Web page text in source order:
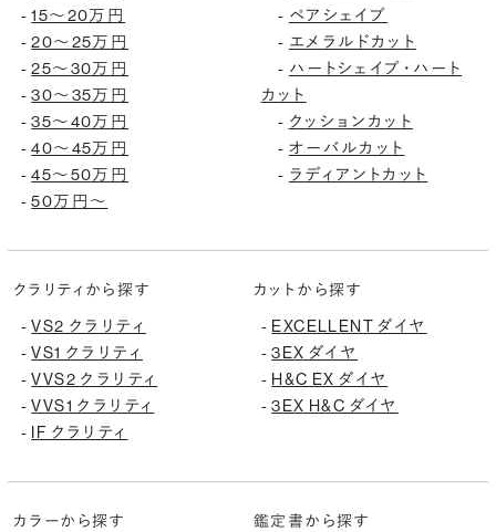
-15〜20万円
-20〜25万円
-25〜30万円
-30〜35万円
-35〜40万円
-40〜45万円
-45〜50万円
-50万円〜
- ペアシェイプ
- エメラルドカット
- ハートシェイプ・ハート
カット
- クッションカット
- オーバルカット
- ラディアントカット
クラリティから探す
-VS2 クラリティ
-VS1 クラリティ
-VVS2 クラリティ
-VVS1 クラリティ
- IF クラリティ
カットから探す
- EXCELLENT ダイヤ
-3EX ダイヤ
- H&C EX ダイヤ
-3EX H&C ダイヤ
カラーから探す
鑑定書から探す